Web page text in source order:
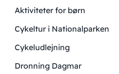
Aktiviteter for børn
Cykeltur i Nationalparken
Cykeludlejning
Dronning Dagmar